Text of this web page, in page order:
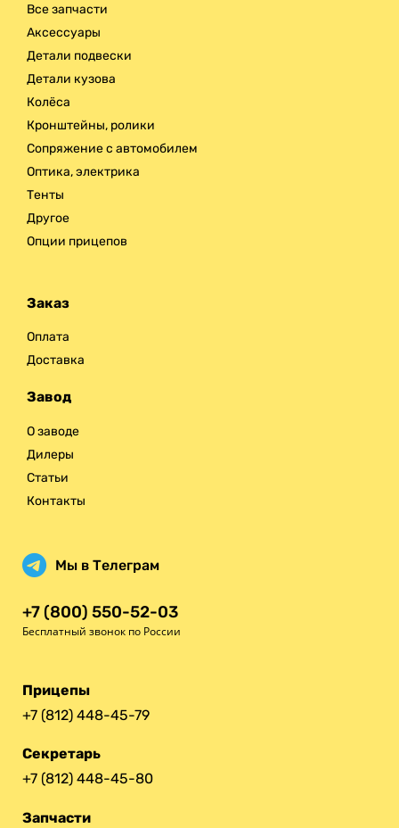
Все запчасти
Аксессуары
Детали подвески
Детали кузова
Колёса
Кронштейны, ролики
Сопряжение с автомобилем
Оптика, электрика
Тенты
Другое
Опции прицепов
Заказ
Оплата
Доставка
Завод
О заводе
Дилеры
Статьи
Контакты
Мы в Телеграм
+7 (800) 550-52-03
Бесплатный звонок по России
Прицепы
+7 (812) 448-45-79
Секретарь
+7 (812) 448-45-80
Запчасти